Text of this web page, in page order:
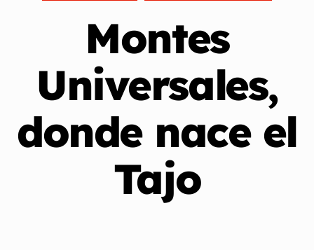
Montes
Universales,
donde nace el
Tajo